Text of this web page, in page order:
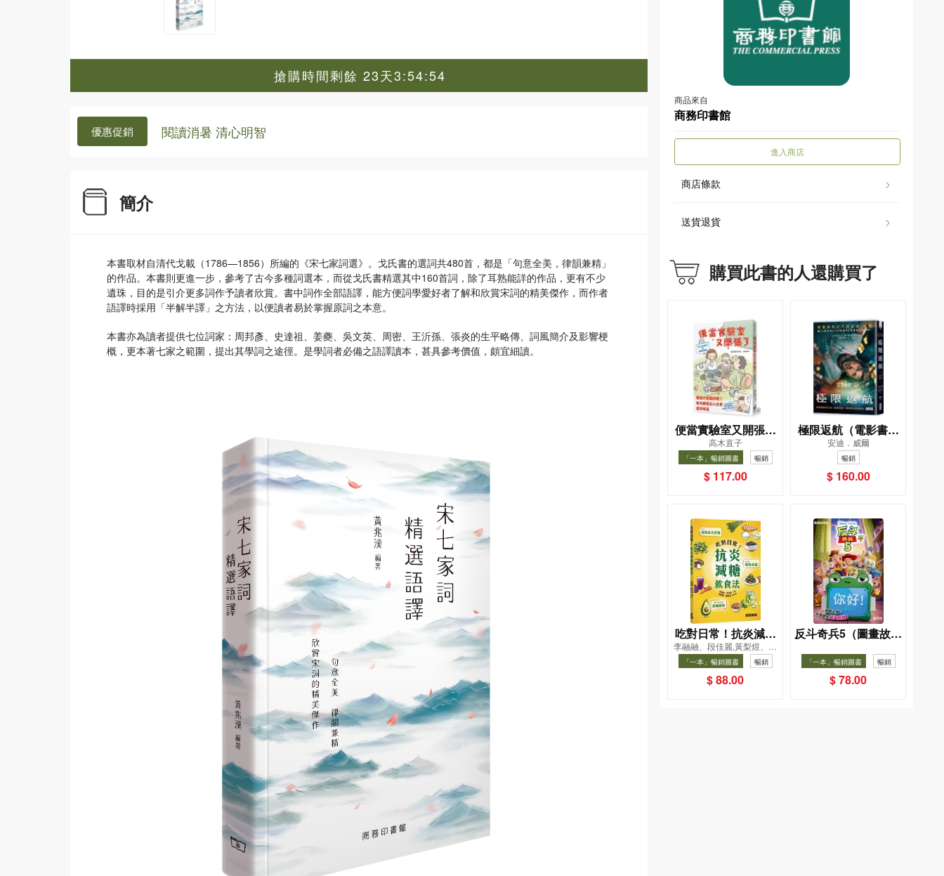
搶購時間剩餘 23天3:54:54
優惠促銷 閱讀消暑 清心明智
簡介
本書取材自清代戈載（1786—1856）所編的《宋七家詞選》。戈氏書的選詞共480首，都是「句意全美，律韻兼精」
的作品。本書則更進一步，參考了古今多種詞選本，而從戈氏書精選其中160首詞，除了耳熟能詳的作品，更有不少
遺珠，目的是引介更多詞作予讀者欣賞。書中詞作全部語譯，能方便詞學愛好者了解和欣賞宋詞的精美傑作，而作者
語譯時採用「半解半譯」之方法，以便讀者易於掌握原詞之本意。
本書亦為讀者提供七位詞家：周邦彥、史達祖、姜夔、吳文英、周密、王沂孫、張炎的生平略傳、詞風簡介及影響梗
概，更本著七家之範圍，提出其學詞之途徑。是學詞者必備之語譯讀本，甚具參考價值，頗宜細讀。
商品來自
商務印書館
進入商店
商店條款
送貨退貨
購買此書的人還購買了
便當實驗室又開張了
——日日和特別日的
菜單挑戰記
高木直子
「一本」暢銷圖書 暢銷
$ 117.00
極限返航（電影書衣
典藏版）（獨家收錄
作者訪談）
安迪．威爾
暢銷
$ 160.00
吃對日常！抗炎減糖
飲食法
李融融、段佳麗,黃梨煜、顧
凱辰
「一本」暢銷圖書 暢銷
$ 88.00
反斗奇兵5（圖畫故事
版）
「一本」暢銷圖書 暢銷
$ 78.00